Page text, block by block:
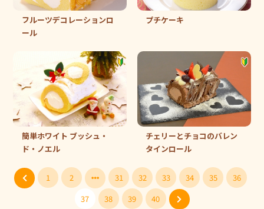
フルーツデコレーションロ
ール
プチケーキ
簡単ホワイト ブッシュ・
ド・ノエル
チェリーとチョコのバレン
タインロール
1 2 31 32 33 34 35
36
37
38 39 40